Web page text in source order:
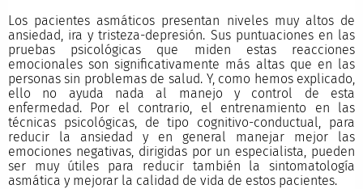
Los pacientes asmáticos presentan niveles muy altos de
ansiedad, ira y tristeza-depresión. Sus puntuaciones en las
pruebas psicológicas que miden estas reacciones
emocionales son significativamente más altas que en las
personas sin problemas de salud. Y, como hemos explicado,
ello no ayuda nada al manejo y control de esta
enfermedad. Por el contrario, el entrenamiento en las
técnicas psicológicas, de tipo cognitivo-conductual, para
reducir la ansiedad y en general manejar mejor las
emociones negativas, dirigidas por un especialista, pueden
ser muy útiles para reducir también la sintomatología
asmática y mejorar la calidad de vida de estos pacientes.